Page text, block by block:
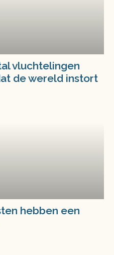
vluchtelingen
de wereld instort
hebben een